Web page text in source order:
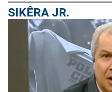
SIKÊRA JR.